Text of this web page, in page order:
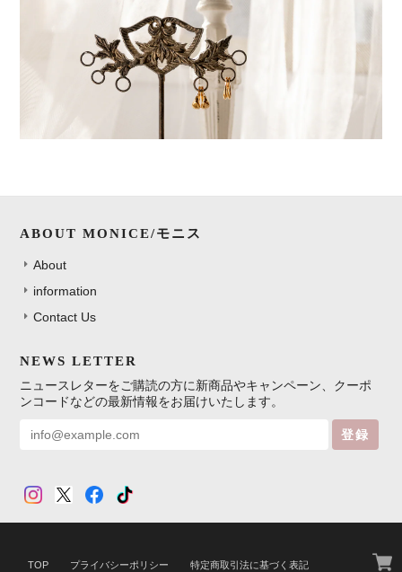
ABOUT MONICE/モニス
About
information
Contact Us
NEWS LETTER
ニュースレターをご購読の方に新商品やキャンペーン、クーポ
ンコードなどの最新情報をお届けいたします。
登録
TOP プライバシーポリシー 特定商取引法に基づく表記